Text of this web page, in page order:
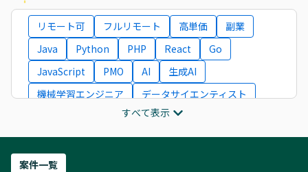
リモート可 フルリモート 高単価
副業
Java
Python PHP React
Go
JavaScript
PMO AI
生成AI
機械学習エンジニア
データサイエンティスト
ITコンサルタント
フロントエンドエンジニア
ネットワークエンジニア
すべて表示
案件一覧